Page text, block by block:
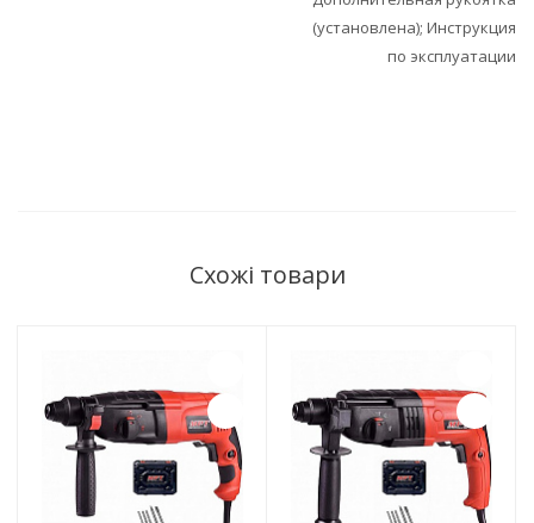
(установлена); Инструкция
по эксплуатации
Схожі товари